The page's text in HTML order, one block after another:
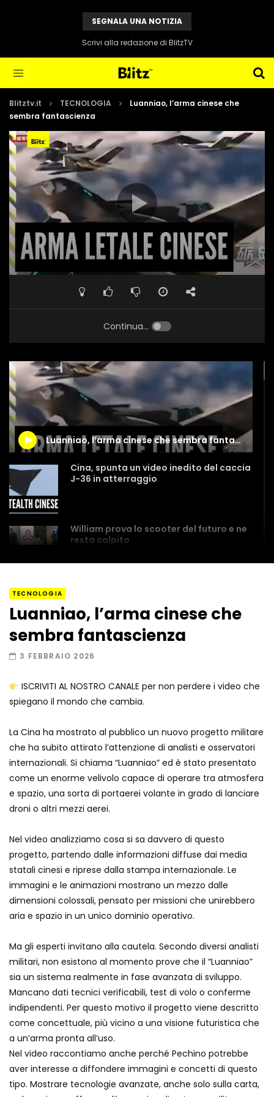
SEGNALA UNA NOTIZIA
Scrivi alla redazione di BlitzTV
Blitztv.it TECNOLOGIA
Luanniao, l’arma cinese che
sembra fantascienza
Continua...
Luanniao, l’arma cinese che sembra fantascienza
Cina, spunta un video inedito del caccia
J-36 in atterraggio
William prova lo scooter del futuro e ne
resta colpito
ingegneri
È partita SpaceX Fram2, la prima
missione umana sopra i poli: il
In volo in pochi secondi: l’esercitazione
è spettacolare
Pesaro si illumina e inaugura il suo
“albero della vita”
Il robot di Musk riesce a piegare le
magliette, ma…
Una distesa di smartphone: il video
virale del Capodanno a Parigi
Il carburante sostenibile, composto da
prodotto vegetali, è costoso e a
produzione limitata
Il razzo di Elon Musk esplode dopo il
lancio
TECNOLOGIA
Luanniao, l’arma cinese che
sembra fantascienza
3 FEBBRAIO 2026
ISCRIVITI AL NOSTRO CANALE per non perdere i video che
spiegano il mondo che cambia.
La Cina ha mostrato al pubblico un nuovo progetto militare
che ha subito attirato l’attenzione di analisti e osservatori
internazionali. Si chiama “Luanniao” ed è stato presentato
come un enorme velivolo capace di operare tra atmosfera
e spazio, una sorta di portaerei volante in grado di lanciare
droni o altri mezzi aerei.
Nel video analizziamo cosa si sa davvero di questo
progetto, partendo dalle informazioni diffuse dai media
statali cinesi e riprese dalla stampa internazionale. Le
immagini e le animazioni mostrano un mezzo dalle
dimensioni colossali, pensato per missioni che unirebbero
aria e spazio in un unico dominio operativo.
Ma gli esperti invitano alla cautela. Secondo diversi analisti
militari, non esistono al momento prove che il “Luanniao”
sia un sistema realmente in fase avanzata di sviluppo.
Mancano dati tecnici verificabili, test di volo o conferme
indipendenti. Per questo motivo il progetto viene descritto
come concettuale, più vicino a una visione futuristica che
a un’arma pronta all’uso.
Nel video raccontiamo anche perché Pechino potrebbe
aver interesse a diffondere immagini e concetti di questo
tipo. Mostrare tecnologie avanzate, anche solo sulla carta,